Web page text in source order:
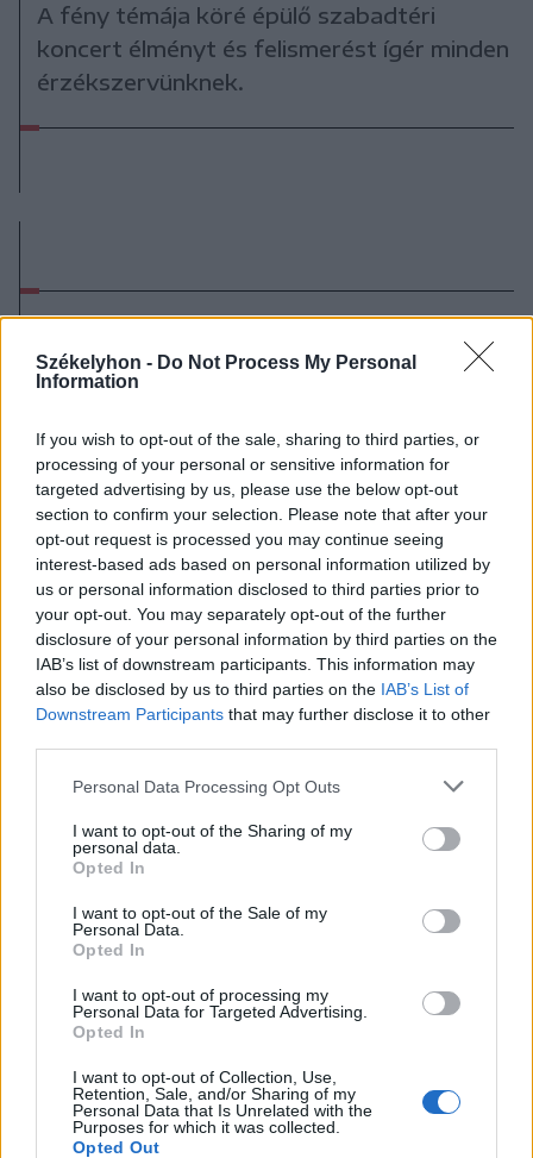
Székelyhon - Do Not Process My Personal
Information
If you wish to opt-out of the sale, sharing to third parties, or
processing of your personal or sensitive information for
targeted advertising by us, please use the below opt-out
section to confirm your selection. Please note that after your
opt-out request is processed you may continue seeing
interest-based ads based on personal information utilized by
us or personal information disclosed to third parties prior to
your opt-out. You may separately opt-out of the further
disclosure of your personal information by third parties on the
IAB’s list of downstream participants. This information may
also be disclosed by us to third parties on the IAB’s List of
Downstream Participants that may further disclose it to other
Personal Data Processing Opt Outs
I want to opt-out of the Sharing of my
personal data.
Opted In
I want to opt-out of the Sale of my
Personal Data.
Opted In
I want to opt-out of processing my
Personal Data for Targeted Advertising.
Opted In
I want to opt-out of Collection, Use,
Retention, Sale, and/or Sharing of my
Personal Data that Is Unrelated with the
Purposes for which it was collected.
Opted Out
A fény témája köré épülő szabadtéri
koncert élményt és felismerést ígér minden
érzékszervünknek.
Hasznos
Impresszum
Szerzői jogok
Hozzászólási szabályzat
Nyomtatott lapjaink archívuma
Székely Hírmondó archívuma
Médiaajánlat
Sütibeállítások
Médiatér
Székely Sport